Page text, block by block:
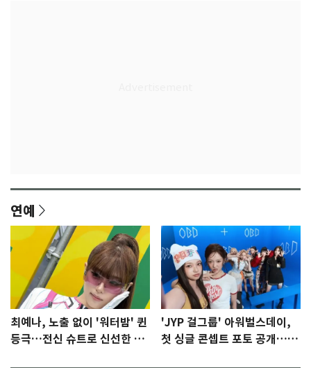
연예
최예나, 노출 없이 '워터밤' 퀸
등극…전신 슈트로 신선한 충
'JYP 걸그룹' 아워벌스데이,
첫 싱글 콘셉트 포토 공개…청